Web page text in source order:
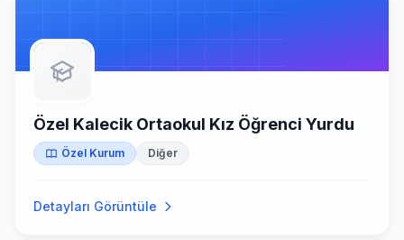
Özel Kalecik Ortaokul Kız Öğrenci Yurdu
Özel Kurum Diğer
Detayları Görüntüle